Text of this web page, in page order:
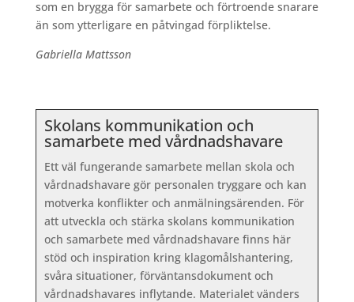
som en brygga för samarbete och förtroende snarare
än som ytterligare en påtvingad förpliktelse.
Gabriella Mattsson
Skolans kommunikation och
samarbete med vårdnadshavare
Ett väl fungerande samarbete mellan skola och
vårdnadshavare gör personalen tryggare och kan
motverka konflikter och anmälningsärenden. För
att utveckla och stärka skolans kommunikation
och samarbete med vårdnadshavare finns här
stöd och inspiration kring klagomålshantering,
svåra situationer, förväntansdokument och
vårdnadshavares inflytande. Materialet vänders